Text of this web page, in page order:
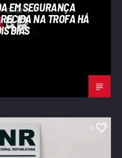
EM SEGURANÇA
NA TROFA HÁ
DIAS
0